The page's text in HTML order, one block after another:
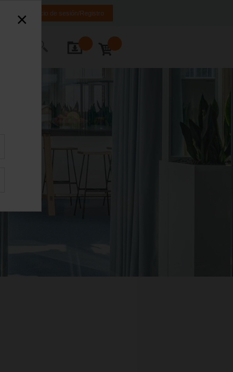
Inicio de sesión/Registro